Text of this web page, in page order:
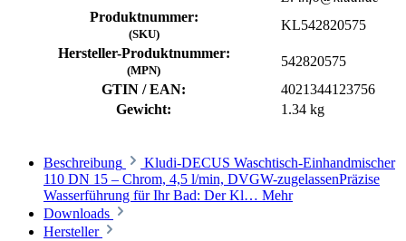
Produktnummer:
(SKU)
KL542820575
Hersteller-Produktnummer:
(MPN)
542820575
GTIN / EAN:
4021344123756
Gewicht:
1.34 kg
Beschreibung
Kludi-DECUS Waschtisch-Einhandmischer
110 DN 15 – Chrom, 4,5 l/min, DVGW-zugelassenPräzise
Wasserführung für Ihr Bad: Der Kl… Mehr
Downloads
Hersteller